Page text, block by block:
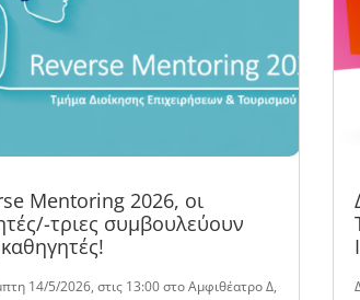
Mentoring 2026, οι
τριες συμβουλεύουν
14/5/2026, στις 13:00 στο Αμφιθέατρο Δ,